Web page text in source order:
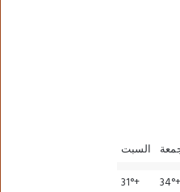
السبت
+
34°
+
31°